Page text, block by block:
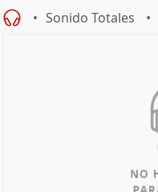
Sonido Totales